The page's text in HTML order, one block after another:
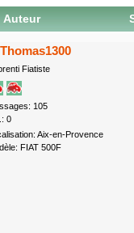
Auteur
Thomas1300
Fiatiste
105
0
Aix-en-Provence
FIAT 500F